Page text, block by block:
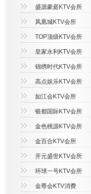
盛源豪庭KTV会所
凤凰城KTV会所
TOP顶级KTV会所
皇家永利KTV会所
锦绣时代KTV会所
高点娱乐KTV会所
如江会KTV会所
银都国际KTV会所
金色桃源KTV会所
金百合KTV会所
开元盛世KTV会所
环球一号KTV会所
金尊会KTV消费